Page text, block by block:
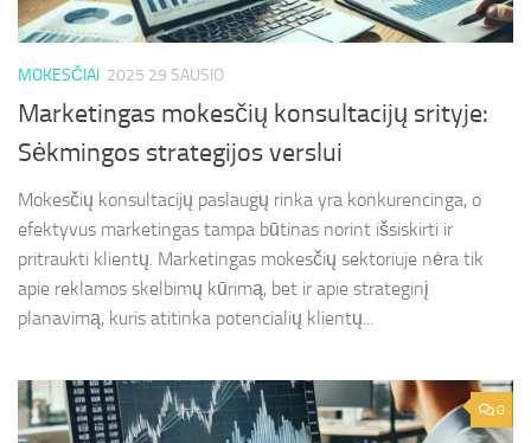
MOKESČIAI 2025 29 SAUSIO
Marketingas mokesčių konsultacijų srityje:
Sėkmingos strategijos verslui
Mokesčių konsultacijų paslaugų rinka yra konkurencinga, o
efektyvus marketingas tampa būtinas norint išsiskirti ir
pritraukti klientų. Marketingas mokesčių sektoriuje nėra tik
apie reklamos skelbimų kūrimą, bet ir apie strateginį
planavimą, kuris atitinka potencialių klientų...
0